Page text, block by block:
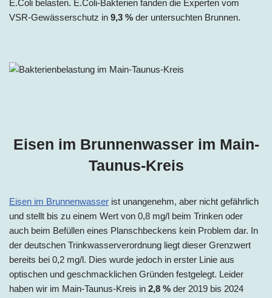
E.Coli belasten. E.Coli-Bakterien fanden die Experten vom
VSR-Gewässerschutz in 9,3 % der untersuchten Brunnen.
Eisen im Brunnenwasser im Main-
Taunus-Kreis
Eisen im Brunnenwasser ist unangenehm, aber nicht gefährlich
und stellt bis zu einem Wert von 0,8 mg/l beim Trinken oder
auch beim Befüllen eines Planschbeckens kein Problem dar. In
der deutschen Trinkwasserverordnung liegt dieser Grenzwert
bereits bei 0,2 mg/l. Dies wurde jedoch in erster Linie aus
optischen und geschmacklichen Gründen festgelegt. Leider
haben wir im Main-Taunus-Kreis in 2,8 % der 2019 bis 2024